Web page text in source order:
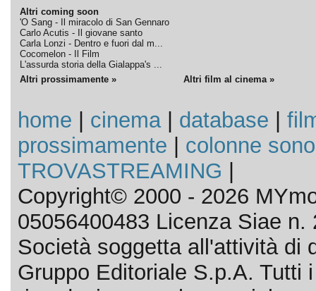
Altri coming soon
'O Sang - Il miracolo di San Gennaro
Carlo Acutis - Il giovane santo
Carla Lonzi - Dentro e fuori dal m...
Cocomelon - Il Film
L'assurda storia della Gialappa's ...
Altri prossimamente » Altri film al cinema »
home cinema| database
prossimamente
colonne
TROVASTREAMING
Copyright© 2000 - 2026
05056400483 Licenza Siae n.
Società soggetta all'attività di
Gruppo Editoriale S.p.A. Tutti